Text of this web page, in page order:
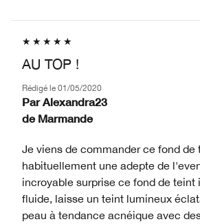
AU TOP !
Rédigé le 01/05/2020
Par Alexandra23
de Marmande
Je viens de commander ce fond de
habituellement une adepte de
incroyable surprise ce fond de teint
fluide, laisse un teint lumineux
peau à tendance acnéique avec